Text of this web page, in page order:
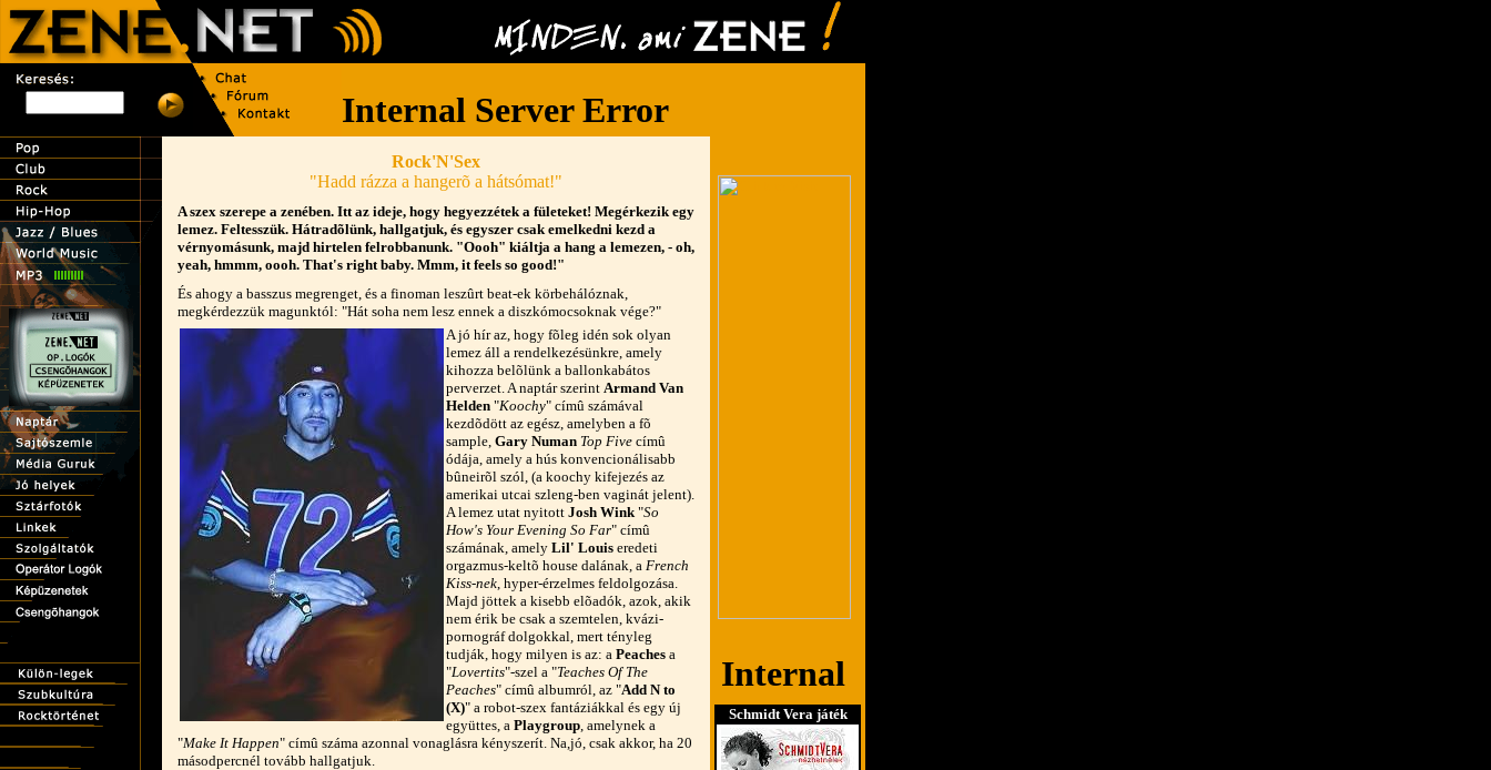
Rock'N'Sex
"Hadd rázza a hangerõ a hátsómat!"
A szex szerepe a zenében. Itt az ideje, hogy hegyezzétek a fületeket! Megérkezik egy
lemez. Feltesszük. Hátradõlünk, hallgatjuk, és egyszer csak emelkedni kezd a
vérnyomásunk, majd hirtelen felrobbanunk. "Oooh" kiáltja a hang a lemezen, - oh,
yeah, hmmm, oooh. That's right baby. Mmm, it feels so good!"
És ahogy a basszus megrenget, és a finoman leszûrt beat-ek körbehálóznak,
megkérdezzük magunktól: "Hát soha nem lesz ennek a diszkómocsoknak vége?"
A jó hír az, hogy fõleg idén sok olyan
lemez áll a rendelkezésünkre, amely
kihozza belõlünk a ballonkabátos
perverzet. A naptár szerint Armand Van
Helden "Koochy" címû számával
kezdõdött az egész, amelyben a fõ
sample, Gary Numan Top Five címû
ódája, amely a hús konvencionálisabb
bûneirõl szól, (a koochy kifejezés az
amerikai utcai szleng-ben vaginát jelent).
A lemez utat nyitott Josh Wink"So
How's Your Evening So Far" címû
számának, amely Lil' Louis eredeti
orgazmus-keltõ house dalának, a French
Kiss-nek, hyper-érzelmes feldolgozása.
Majd jöttek a kisebb elõadók, azok, akik
nem érik be csak a szemtelen, kvázi-
pornográf dolgokkal, mert tényleg
tudják, hogy milyen is az: a Peaches a
"Lovertits"-szel a "Teaches Of The
Peaches" címû albumról, az "Add N to
(X)" a robot-szex fantáziákkal és egy új
együttes, a Playgroup, amelynek a
"Make It Happen" címû száma azonnal vonaglásra kényszerít. Na,jó, csak akkor, ha 20
másodpercnél tovább hallgatjuk.
Schmidt Vera játék